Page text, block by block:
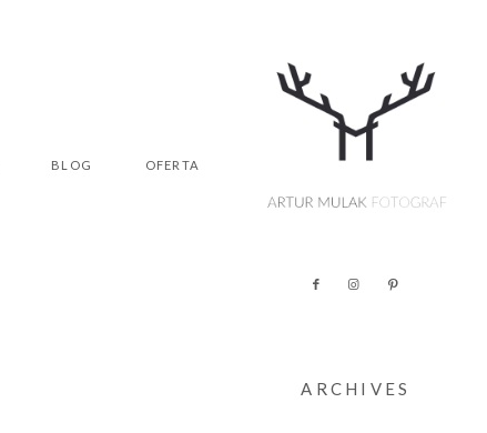
BLOG OFERTA
ARCHIVES